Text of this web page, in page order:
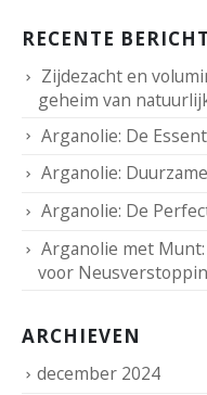
RECENTE
Zijdezacht en
geheim van
Arganolie: De
Arganolie:
Arganolie: De
Arganolie met
voor
ARCHIEVEN
december 2024